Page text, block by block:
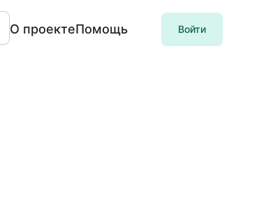
О проектеПомощь Войти